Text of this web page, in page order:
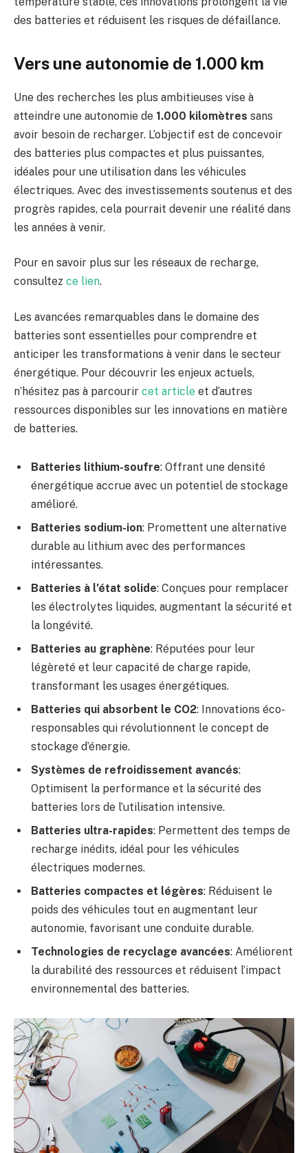
des batteries et réduisent les risques de défaillance.
Vers une autonomie de 1.000 km
Une des recherches les plus ambitieuses vise à
atteindre une autonomie de 1.000 kilomètres sans
avoir besoin de recharger. L’objectif est de concevoir
des batteries plus compactes et plus puissantes,
idéales pour une utilisation dans les véhicules
électriques. Avec des investissements soutenus et des
progrès rapides, cela pourrait devenir une réalité dans
les années à venir.
Pour en savoir plus sur les réseaux de recharge,
consultez ce lien.
Les avancées remarquables dans le domaine des
batteries sont essentielles pour comprendre et
anticiper les transformations à venir dans le secteur
énergétique. Pour découvrir les enjeux actuels,
n’hésitez pas à parcourir cet article et d’autres
ressources disponibles sur les innovations en matière
de batteries.
Batteries lithium-soufre: Offrant une densité
énergétique accrue avec un potentiel de stockage
amélioré.
Batteries sodium-ion: Promettent une alternative
durable au lithium avec des performances
intéressantes.
Batteries à l’état solide: Conçues pour remplacer
les électrolytes liquides, augmentant la sécurité et
la longévité.
Batteries au graphène: Réputées pour leur
légèreté et leur capacité de charge rapide,
transformant les usages énergétiques.
Batteries qui absorbent le CO2: Innovations éco-
responsables qui révolutionnent le concept de
stockage d’énergie.
Systèmes de refroidissement avancés:
Optimisent la performance et la sécurité des
batteries lors de l’utilisation intensive.
Batteries ultra-rapides: Permettent des temps de
recharge inédits, idéal pour les véhicules
électriques modernes.
Batteries compactes et légères: Réduisent le
poids des véhicules tout en augmentant leur
autonomie, favorisant une conduite durable.
Technologies de recyclage avancées: Améliorent
la durabilité des ressources et réduisent l’impact
environnemental des batteries.